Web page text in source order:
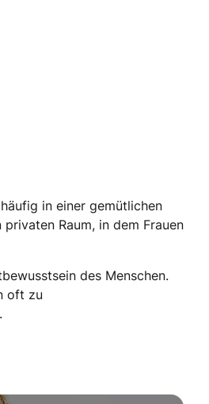
in einer gemütlichen
Raum, in dem Frauen
des Menschen.
oft zu